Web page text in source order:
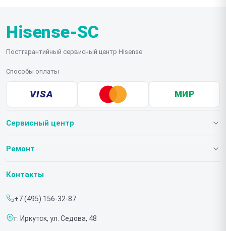
Hisense-SC
Постгарантийный сервисный центр Hisense
Способы оплаты
VISA МИР
Сервисный центр
О нашем сервисе
Срочный ремонт
Доставка и способы оплаты
Ремонт
Телевизоров
Контакты
+7 (495) 156-32-87
г. Иркутск, ул. Седова, 48